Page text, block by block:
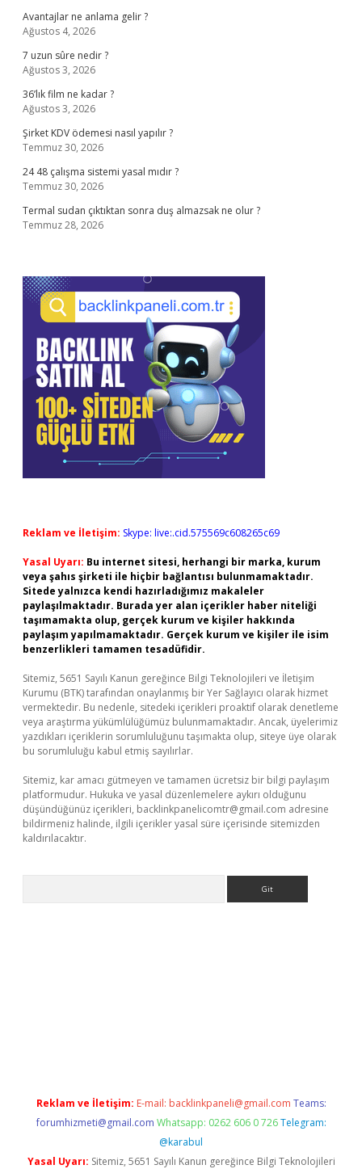
Avantajlar ne anlama gelir ?
Ağustos 4, 2026
7 uzun sûre nedir ?
Ağustos 3, 2026
36’lık film ne kadar ?
Ağustos 3, 2026
Şirket KDV ödemesi nasıl yapılır ?
Temmuz 30, 2026
24 48 çalışma sistemi yasal mıdır ?
Temmuz 30, 2026
Termal sudan çıktıktan sonra duş almazsak ne olur ?
Temmuz 28, 2026
Reklam ve İletişim: Skype: live:.cid.575569c608265c69
Yasal Uyarı: Bu internet sitesi, herhangi bir marka, kurum
veya şahıs şirketi ile hiçbir bağlantısı bulunmamaktadır.
Sitede yalnızca kendi hazırladığımız makaleler
paylaşılmaktadır. Burada yer alan içerikler haber niteliği
taşımamakta olup, gerçek kurum ve kişiler hakkında
paylaşım yapılmamaktadır. Gerçek kurum ve kişiler ile isim
benzerlikleri tamamen tesadüfidir.
Sitemiz, 5651 Sayılı Kanun gereğince Bilgi Teknolojileri ve İletişim
Kurumu (BTK) tarafından onaylanmış bir Yer Sağlayıcı olarak hizmet
vermektedir. Bu nedenle, sitedeki içerikleri proaktif olarak denetleme
veya araştırma yükümlülüğümüz bulunmamaktadır. Ancak, üyelerimiz
yazdıkları içeriklerin sorumluluğunu taşımakta olup, siteye üye olarak
bu sorumluluğu kabul etmiş sayılırlar.
Sitemiz, kar amacı gütmeyen ve tamamen ücretsiz bir bilgi paylaşım
platformudur. Hukuka ve yasal düzenlemelere aykırı olduğunu
düşündüğünüz içerikleri, backlinkpanelicomtr@gmail.com adresine
bildirmeniz halinde, ilgili içerikler yasal süre içerisinde sitemizden
kaldırılacaktır.
Reklam ve İletişim: E-mail: backlinkpaneli@gmail.com Teams:
forumhizmeti@gmail.com Whatsapp: 0262 606 0 726 Telegram:
@karabul
Yasal Uyarı: Sitemiz, 5651 Sayılı Kanun gereğince Bilgi Teknolojileri